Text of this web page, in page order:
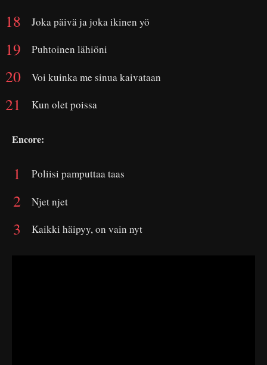
Joka päivä ja joka ikinen yö
Puhtoinen lähiöni
Voi kuinka me sinua kaivataan
Kun olet poissa
Encore:
Poliisi pamputtaa taas
Njet njet
Kaikki häipyy, on vain nyt